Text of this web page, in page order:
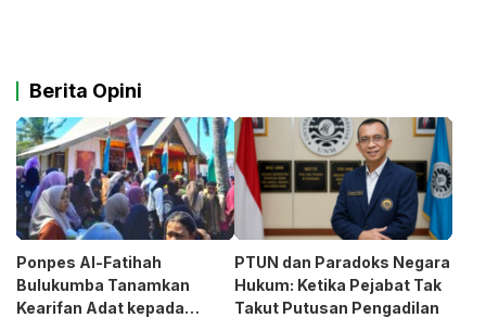
Berita Opini
Ponpes Al-Fatihah
Bulukumba Tanamkan
Kearifan Adat kepada
PTUN dan Paradoks Negara
Hukum: Ketika Pejabat Tak
Takut Putusan Pengadilan